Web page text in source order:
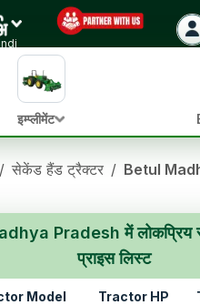
इम्प्लीमेंट
/ सेकेंड हैंड ट्रैक्टर / Betul
Pradesh में लोकप्रिय
प्राइस लिस्ट
Model Tractor HP